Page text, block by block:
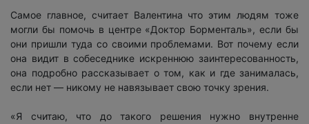
Самое главное, считает Валентина что этим людям тоже
могли бы помочь в центре «Доктор Борменталь», если бы
они пришли туда со своими проблемами. Вот почему если
она видит в собеседнике искреннюю заинтересованность,
она подробно рассказывает о том, как и где занималась,
если нет — никому не навязывает свою точку зрения.
«Я считаю, что до такого решения нужно внутренне